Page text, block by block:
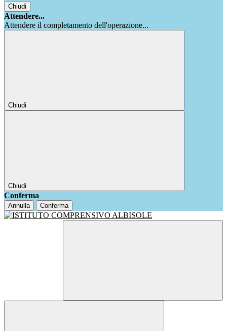
Chiudi
Attendere...
Attendere il completamento dell'operazione...
Chiudi
Chiudi
Conferma
Annulla Conferma